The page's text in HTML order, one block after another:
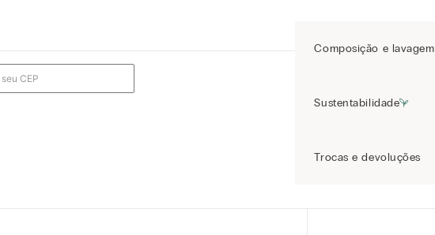
Composição e lavagem
Sustentabilidade
Trocas e devoluções